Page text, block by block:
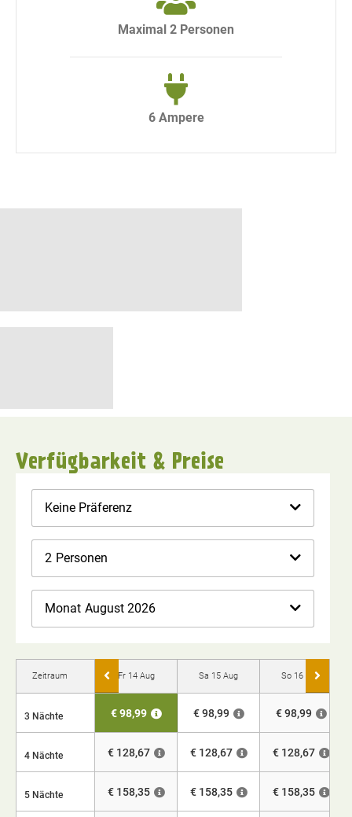
Maximal 2 Personen
6 Ampere
Verfügbarkeit & Preise
Keine Präferenz
2 Personen
Monat August 2026
Zeitraum
3 Nächte
4 Nächte
5 Nächte
Fr 14 Aug Sa 15 Aug So 16 Aug
€ 98,99 € 98,99 € 98,99
€ 128,67 € 128,67 € 128,67
€ 158,35 € 158,35 € 158,35